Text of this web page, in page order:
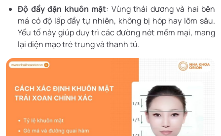
Độ đầy đặn khuôn mặt: Vùng thái dương và hai bên
má có độ lấp đầy tự nhiên, không bị hóp hay lõm sâu.
Yếu tố này giúp duy trì các đường nét mềm mại, mang
lại diện mạo trẻ trung và thanh tú.